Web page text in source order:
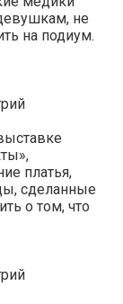
не
на подиум.
платья,
сделанные
о том, что